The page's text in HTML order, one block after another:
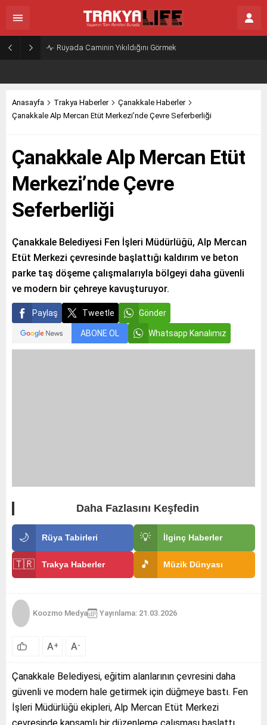
Rüyada Caminin Yıkıldığını Görmek
Anasayfa Trakya Haberler
Çanakkale Haberler
Çanakkale Alp Mercan Etüt Merkezi’nde Çevre Seferberliği
Çanakkale Alp Mercan Etüt
Merkezi’nde Çevre
Seferberliği
Çanakkale Belediyesi Fen İşleri Müdürlüğü, Alp Mercan
Etüt Merkezi çevresinde başlattığı kaldırım ve beton
parke taş döşeme çalışmalarıyla bölgeyi daha güvenli
ve modern bir çehreye kavuşturuyor.
Paylaş Tweetle Gönder
ABONE OL Whatsapp Kanalımız
Daha Fazlasını Keşfedin
🌙 Rüya Tabirleri 💡 İlginç Haberler
🇹🇷 Trakya Haberler 🎵 Müzik Dünyası
Koozmo Medya Yayınlama: 21.03.2026
A+ A-
Çanakkale Belediyesi, eğitim alanlarının çevresini daha
güvenli ve modern hale getirmek için düğmeye bastı. Fen
İşleri Müdürlüğü ekipleri, Alp Mercan Etüt Merkezi